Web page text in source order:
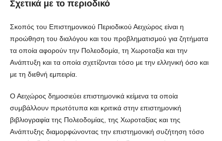
Σχετικά με το περιοδικό
Σκοπός του Επιστημονικού Περιοδικού Αειχώρος είναι η
προώθηση του διαλόγου και του προβληματισμού για ζητήματα
τα οποία αφορούν την Πολεοδομία, τη Χωροταξία και την
Ανάπτυξη και τα οποία σχετίζονται τόσο με την ελληνική όσο και
με τη διεθνή εμπειρία.
Ο Αειχώρος δημοσιεύει επιστημονικά κείμενα τα οποία
συμβάλλουν πρωτότυπα και κριτικά στην επιστημονική
βιβλιογραφία της Πολεοδομίας, της Χωροταξίας και της
Ανάπτυξης διαμορφώνοντας την επιστημονική συζήτηση τόσο